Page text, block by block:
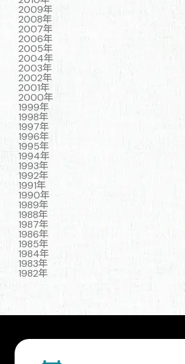
2009年
2008年
2007年
2006年
2005年
2004年
2003年
2002年
2001年
2000年
1999年
1998年
1997年
1996年
1995年
1994年
1993年
1992年
1991年
1990年
1989年
1988年
1987年
1986年
1985年
1984年
1983年
1982年